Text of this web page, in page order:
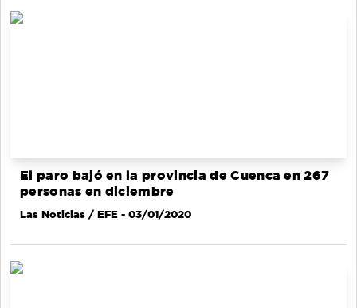
El paro bajó en la provincia de Cuenca en 267
personas en diciembre
Las Noticias / EFE - 03/01/2020